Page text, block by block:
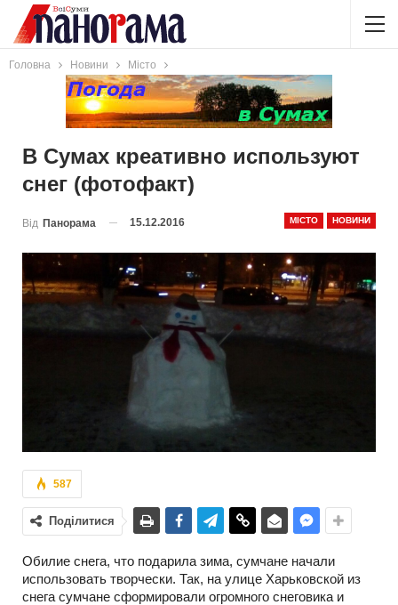
Головна Новини Місто
В Сумах креативно используют
снег (фотофакт)
МІСТО НОВИНИ
Від Панорама 15.12.2016
587
Поділитися
Обилие снега, что подарила зима, сумчане начали
использовать творчески. Так, на улице Харьковской из
снега сумчане сформировали огромного снеговика и